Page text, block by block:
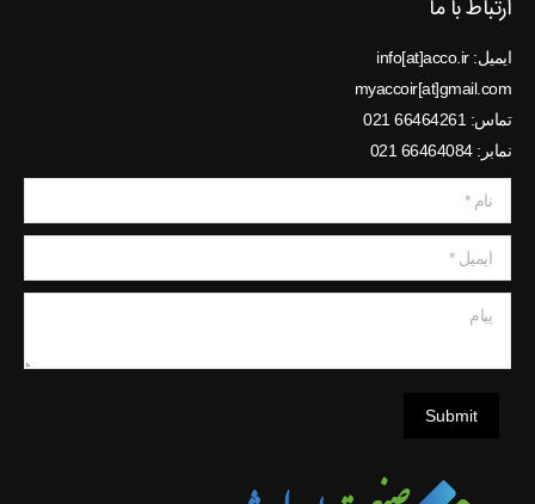
ارتباط با ما
ایمیل: info[at]acco.ir
myaccoir[at]gmail.com
تماس: 66464261 021
نمابر: 66464084 021
نام *
ایمیل *
Submit